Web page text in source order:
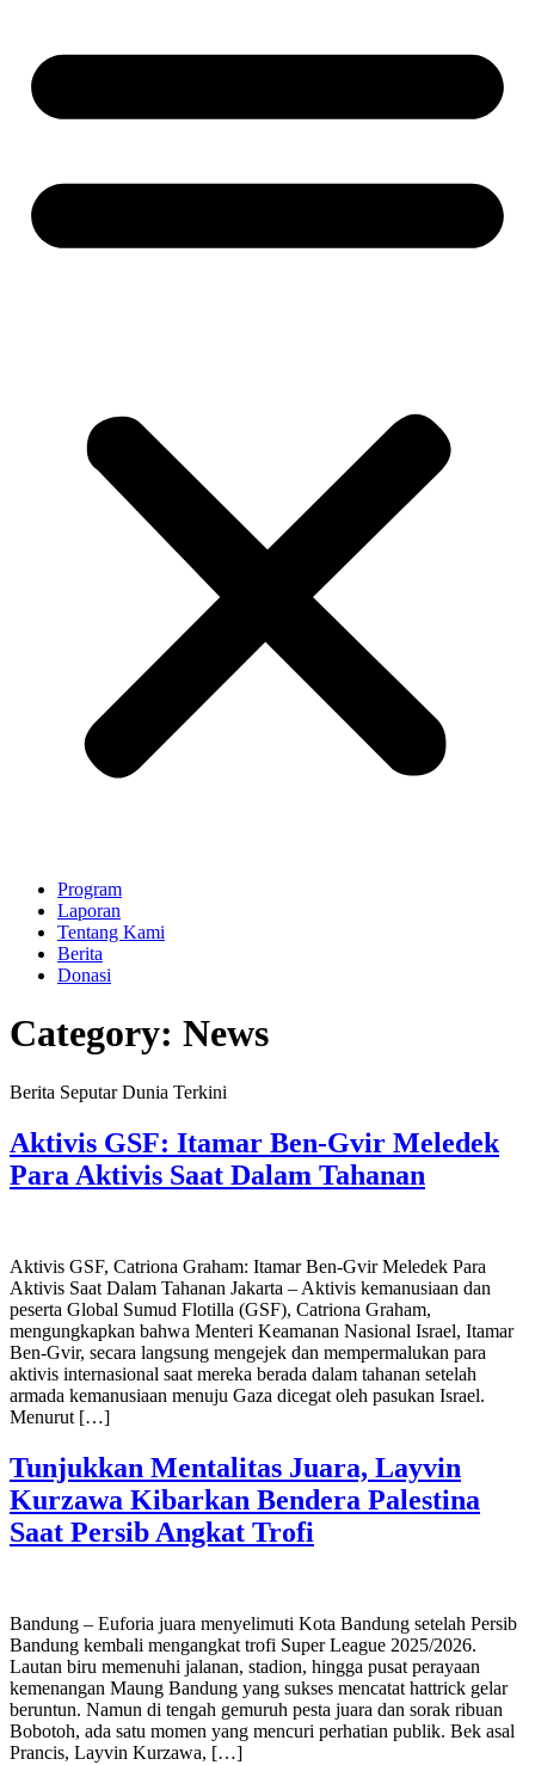
Program
Laporan
Tentang Kami
Berita
Donasi
Category: News
Berita Seputar Dunia Terkini
Aktivis GSF: Itamar Ben-Gvir Meledek
Para Aktivis Saat Dalam Tahanan
Aktivis GSF, Catriona Graham: Itamar Ben-Gvir Meledek Para
Aktivis Saat Dalam Tahanan Jakarta – Aktivis kemanusiaan dan
peserta Global Sumud Flotilla (GSF), Catriona Graham,
mengungkapkan bahwa Menteri Keamanan Nasional Israel, Itamar
Ben-Gvir, secara langsung mengejek dan mempermalukan para
aktivis internasional saat mereka berada dalam tahanan setelah
armada kemanusiaan menuju Gaza dicegat oleh pasukan Israel.
Menurut […]
Tunjukkan Mentalitas Juara, Layvin
Kurzawa Kibarkan Bendera Palestina
Saat Persib Angkat Trofi
Bandung – Euforia juara menyelimuti Kota Bandung setelah Persib
Bandung kembali mengangkat trofi Super League 2025/2026.
Lautan biru memenuhi jalanan, stadion, hingga pusat perayaan
kemenangan Maung Bandung yang sukses mencatat hattrick gelar
beruntun. Namun di tengah gemuruh pesta juara dan sorak ribuan
Bobotoh, ada satu momen yang mencuri perhatian publik. Bek asal
Prancis, Layvin Kurzawa, […]